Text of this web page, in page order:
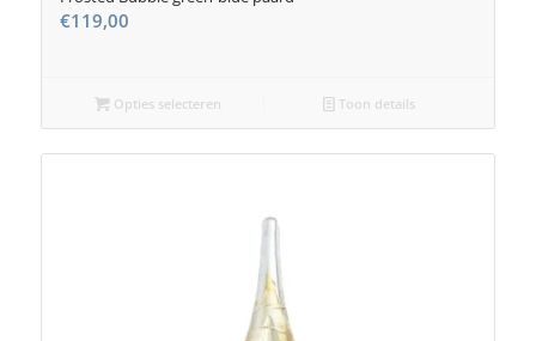
€119,00
Opties selecteren Toon details